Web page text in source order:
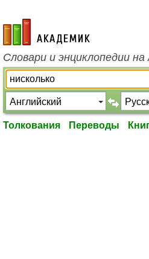
academic.ru
Словари и энциклопедии
Толкования Переводы